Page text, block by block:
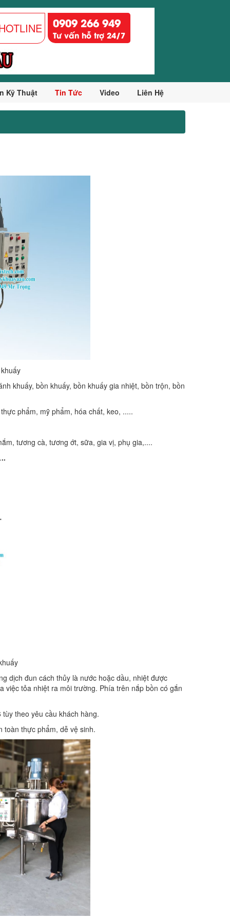
0909 266 949
Tư vấn hỗ trợ 24/7
Kỹ Thuật Tin Tức Video Liên Hệ
khuấy, bồn khuấy, bồn khuấy gia nhiệt, bồn trộn, bồn
phẩm, mỹ phẩm, hóa chất, keo, .....
tương cà, tương ớt, sữa, gia vị, phụ gia,....
..
dịch đun cách thủy là nước hoặc dầu, nhiệt được
việc tỏa nhiệt ra môi trường. Phía trên nắp bồn có gắn
theo yêu cầu khách hàng.
toàn thực phẩm, dễ vệ sinh.